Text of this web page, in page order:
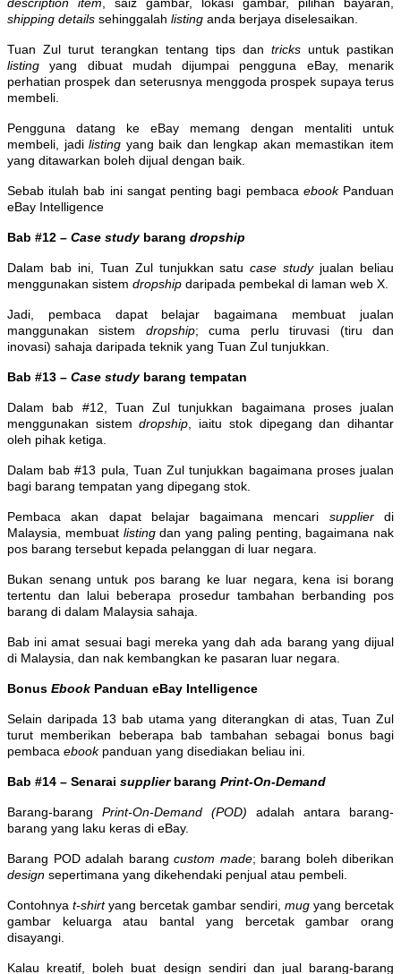
shipping details sehinggalah listing anda berjaya diselesaikan.
Tuan Zul turut terangkan tentang tips dan tricks untuk pastikan
listing yang dibuat mudah dijumpai pengguna eBay, menarik
perhatian prospek dan seterusnya menggoda prospek supaya terus
membeli.
Pengguna datang ke eBay memang dengan mentaliti untuk
membeli, jadilisting yang baik dan lengkap akan memastikan item
yang ditawarkan boleh dijual dengan baik.
Sebab itulah bab ini sangat penting bagi pembaca ebookPanduan
eBay Intelligence
Bab #12 – Case studybarang dropship
Dalam bab ini, Tuan Zul tunjukkan satucase studyjualan beliau
menggunakan sistem dropship daripada pembekal di laman web X.
Jadi, pembaca dapat belajar bagaimana membuat jualan
manggunakan sistem dropship; cuma perlu tiruvasi (tiru dan
inovasi) sahaja daripada teknik yang Tuan Zul tunjukkan.
Bab #13 – Case studybarang tempatan
Dalam bab #12, Tuan Zul tunjukkan bagaimana proses jualan
menggunakan sistemdropship , iaitu stok dipegang dan dihantar
oleh pihak ketiga.
Dalam bab #13 pula, Tuan Zul tunjukkan bagaimana proses jualan
bagi barang tempatan yang dipegang stok.
Pembaca akan dapat belajar bagaimana mencari supplierdi
Malaysia, membuat listingdan yang paling penting, bagaimana nak
pos barang tersebut kepada pelanggan di luar negara.
Bukan senang untuk pos barang ke luar negara, kena isi borang
tertentu dan lalui beberapa prosedur tambahan berbanding pos
barang di dalam Malaysia sahaja.
Bab ini amat sesuai bagi mereka yang dah ada barang yang dijual
di Malaysia, dan nak kembangkan ke pasaran luar negara.
Bonus Ebook Panduan eBay Intelligence
Selain daripada 13 bab utama yang diterangkan di atas, Tuan Zul
turut memberikan beberapa bab tambahan sebagai bonus bagi
pembaca ebookpanduan yang disediakan beliau ini.
Bab #14 – Senarai supplierbarang Print-On-Demand
Barang-barang Print-On-Demand (POD) adalah antara barang-
barang yang laku keras di eBay.
Barang POD adalah barang custom made; barang boleh diberikan
design sepertimana yang dikehendaki penjual atau pembeli.
Contohnya t-shirtyang bercetak gambar sendiri, mug yang bercetak
gambar keluarga atau bantal yang bercetak gambar orang
disayangi.
Kalau kreatif, boleh buat design sendiri dan jual barang-barang